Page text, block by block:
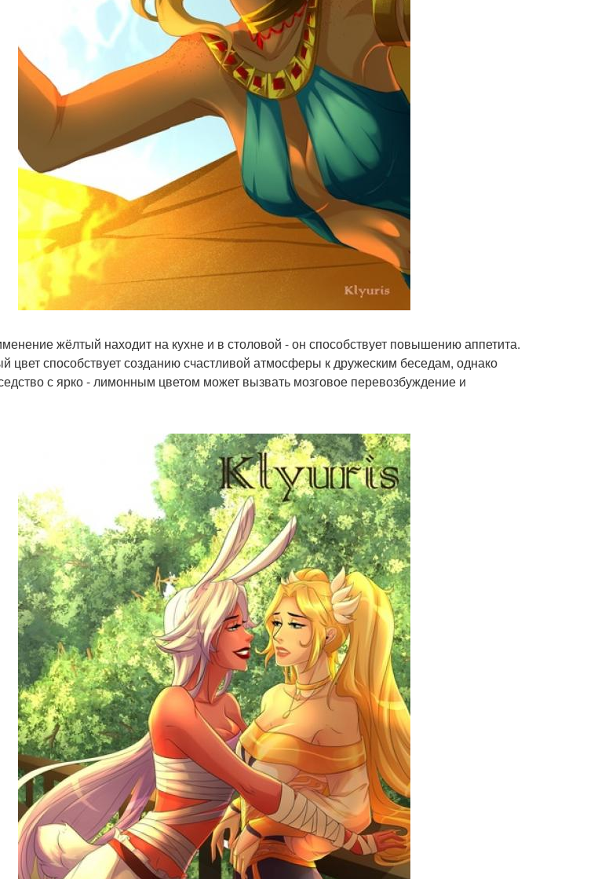
жёлтый находит на кухне и в столовой - он способствует повышению аппетита.
цвет способствует созданию счастливой атмосферы к дружеским беседам, однако
с ярко - лимонным цветом может вызвать мозговое перевозбуждение и